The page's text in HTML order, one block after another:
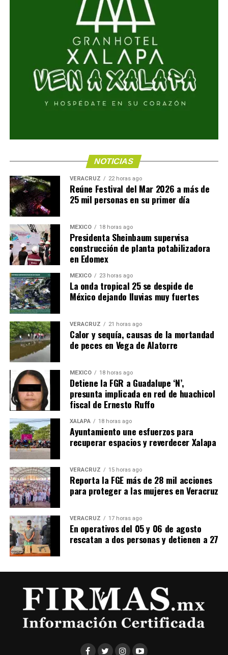
NOTICIAS
VERACRUZ 22 horas ago
Reúne Festival del Mar 2026 a más de
25 mil personas en su primer día
MÉXICO 18 horas ago
Presidenta Sheinbaum supervisa
construcción de planta potabilizadora
en Edomex
MÉXICO 23 horas ago
​La onda tropical 25 se despide de
México dejando lluvias muy fuertes
VERACRUZ 21 horas ago
Calor y sequía, causas de la mortandad
de peces en Vega de Alatorre
MÉXICO 18 horas ago
Detiene la FGR a Guadalupe ‘N’,
presunta implicada en red de huachicol
fiscal de Ernesto Ruffo
XALAPA 18 horas ago
Ayuntamiento une esfuerzos para
recuperar espacios y reverdecer Xalapa
VERACRUZ 15 horas ago
Reporta la FGE más de 28 mil acciones
para proteger a las mujeres en Veracruz
VERACRUZ 17 horas ago
En operativos del 05 y 06 de agosto
rescatan a dos personas y detienen a 27